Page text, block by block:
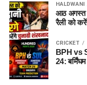
HALDWANI
आठ अगस्त
रैली को
CRICKET
BPH vs
24: